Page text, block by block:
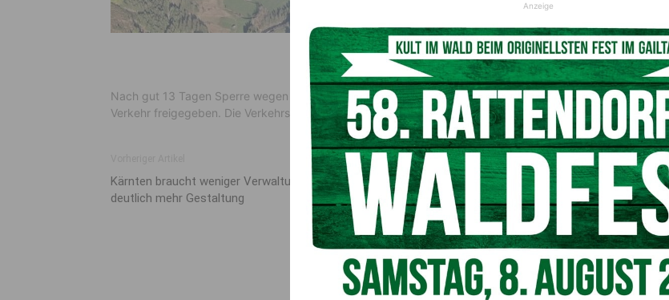
© ABI Robert Koppensteiner
Nach gut 13 Tagen Sperre wegen des Brandgeschehens ist die Strecke im Lesachtal
damit wieder für den
Verkehr freigegeben. Die Verkehrsteilnehmer werden um weiterhin vorsichtige Fahrweise gebeten.
Kärnten braucht weniger Verwaltung und
deutlich mehr Gestaltung
Nächster Artikel
SASSY – Die Stimme von „Wilds Wossa“ live in
der Burgarena Finkenstein!
Anzeige